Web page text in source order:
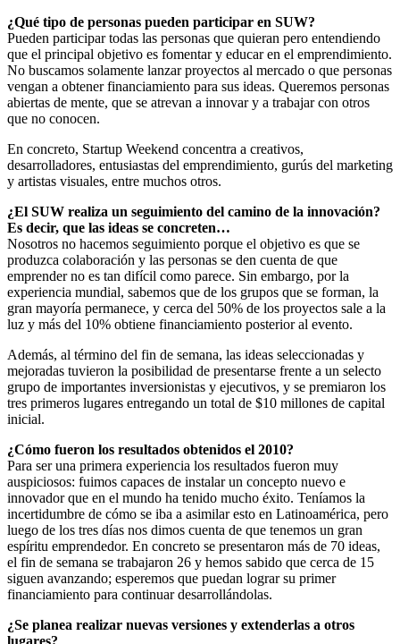
¿Qué tipo de personas pueden participar en SUW?
Pueden participar todas las personas que quieran pero entendiendo
que el principal objetivo es fomentar y educar en el emprendimiento.
No buscamos solamente lanzar proyectos al mercado o que personas
vengan a obtener financiamiento para sus ideas. Queremos personas
abiertas de mente, que se atrevan a innovar y a trabajar con otros
que no conocen.
En concreto, Startup Weekend concentra a creativos,
desarrolladores, entusiastas del emprendimiento, gurús del marketing
y artistas visuales, entre muchos otros.
¿El SUW realiza un seguimiento del camino de la innovación?
Es decir, que las ideas se concreten…
Nosotros no hacemos seguimiento porque el objetivo es que se
produzca colaboración y las personas se den cuenta de que
emprender no es tan difícil como parece. Sin embargo, por la
experiencia mundial, sabemos que de los grupos que se forman, la
gran mayoría permanece, y cerca del 50% de los proyectos sale a la
luz y más del 10% obtiene financiamiento posterior al evento.
Además, al término del fin de semana, las ideas seleccionadas y
mejoradas tuvieron la posibilidad de presentarse frente a un selecto
grupo de importantes inversionistas y ejecutivos, y se premiaron los
tres primeros lugares entregando un total de $10 millones de capital
inicial.
¿Cómo fueron los resultados obtenidos el 2010?
Para ser una primera experiencia los resultados fueron muy
auspiciosos: fuimos capaces de instalar un concepto nuevo e
innovador que en el mundo ha tenido mucho éxito. Teníamos la
incertidumbre de cómo se iba a asimilar esto en Latinoamérica, pero
luego de los tres días nos dimos cuenta de que tenemos un gran
espíritu emprendedor. En concreto se presentaron más de 70 ideas,
el fin de semana se trabajaron 26 y hemos sabido que cerca de 15
siguen avanzando; esperemos que puedan lograr su primer
financiamiento para continuar desarrollándolas.
¿Se planea realizar nuevas versiones y extenderlas a otros
lugares?